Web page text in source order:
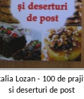
Lozan - 100 de
si deserturi de post